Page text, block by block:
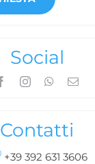
Social
Contatti
+39 392 631 3606